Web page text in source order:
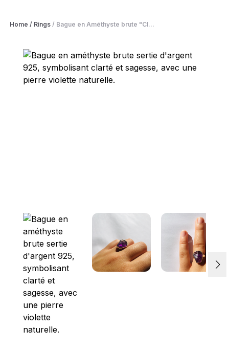
Home / Rings / Bague en Améthyste brute "Cl...